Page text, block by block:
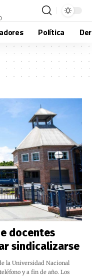
Política
docentes
sindicalizarse
la Universidad Nacional
y a fin de año. Los